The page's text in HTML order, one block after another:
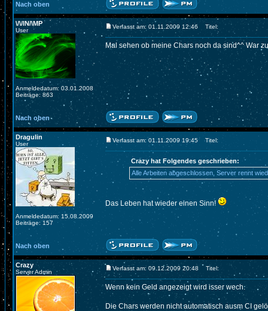
Nach oben
\/\/lN/\MP
User
Anmeldedatum: 03.01.2008
Beiträge: 863
Verfasst am: 01.11.2009 12:46 Titel:
Mal sehen ob meine Chars noch da sind^^ War
Nach oben
Dragulin
User
Anmeldedatum: 15.08.2009
Beiträge: 157
Verfasst am: 01.11.2009 19:45 Titel:
Crazy hat Folgendes geschrieben:
Alle Arbeiten abgeschlossen, Server rennt
Das Leben hat wieder einen Sinn!
Nach oben
Crazy
Server Admin
Verfasst am: 09.12.2009 20:48 Titel:
Wenn kein Geld angezeigt wird isser wech.
Die Chars werden nicht automatisch ausm CI